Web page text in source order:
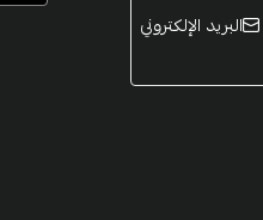
البريد الإلكتروني